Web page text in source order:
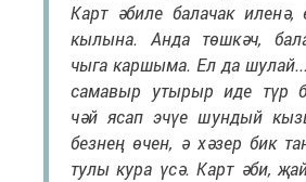
Карт әбиле балачак иленә,
кылына. Анда төшкәч,
чыга каршыма. Ел да
самавыр утырыр иде түр
чәй ясап эчүе шундый
безнең өчен, ә хәзер бик
тулы кура үсә. Карт әби,